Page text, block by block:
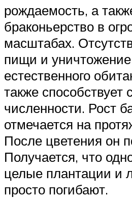
рождаемость, а
браконьерство в
масштабах.
пищи и уничтожение
естественного
также
численности. Рост
отмечается на
После цветения он
Получается, что
целые плантации и
просто погибают.